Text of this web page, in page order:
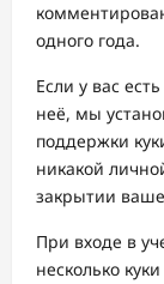
одного года.
Если у вас
неё, мы
поддержки
никакой
закрытии
При входе в
несколько